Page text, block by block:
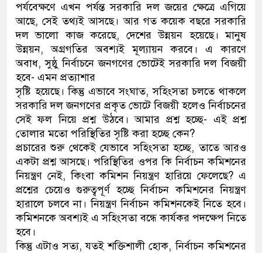
থানা পুলিশ
যেকোনো সময় বেনজীরের
নেতৃত্ব ও গণতন্ত্রের মূর্তমান
যে ভাবে ডেভিড ইমনের কাছে
‘আজহার খান’
অবৈধ বিদেশি পিস্তল,
জড়িত কিশোর গ্যাংয়ের চার শিশু আটক
ডাকাতির প্রস্তুতিকালে দুইজনকে
থানা পুলিশ
পর্যবেক্ষণে এখন পর্যন্ত সরকারি দল জয়ের ক্ষেত্রে এগিয়ে
আছে, সেই তথ্যই আসছে। আর গত কয়েক বছরে সরকারি
দল ভালো কাজ করেছে, দেশের উন্নয়ন হয়েছে। মানুষ
উন্নয়ন, অগ্রগতির অবশ্যই মূল্যায়ন করবে। এ কারণে
অবাধ, সুষ্ঠু নির্বাচনে জনগণের ভোটেই সরকারি দল বিজয়ী
হবে- এমন প্রত্যাশার
সৃষ্টি হয়েছে। কিন্তু এভাবে সংঘাত, সহিংসতা চলতে থাকলে
সরকারি দল জনগণের প্রকৃত ভোটে বিজয়ী হলেও নির্বাচনের
সেই ফল নিয়ে প্রশ্ন উঠবে। আমার প্রশ্ন হচ্ছে- এই প্রশ্ন
তোলার মতো পরিস্থিতির সৃষ্টি করা হচ্ছে কেন?
প্রচারের শুরু থেকেই যেভাবে সহিংসতা হচ্ছে, তাতে আরও
একটা প্রশ্ন আসছে। পরিস্থিতির ওপর কি নির্বাচন কমিশনের
নিয়ন্ত্রণ নেই, কিংবা কমিশন নিয়ন্ত্রণ হারিয়ে ফেলেছে? এ
প্রশ্নের চেয়েও গুরুত্বপূর্ণ হচ্ছে নির্বাচন কমিশনের নিয়ন্ত্রণ
হারালে চলবে না। নিয়ন্ত্রণ নির্বাচন কমিশনকেই নিতে হবে।
কমিশনকে অবশ্যই এ সহিংসতা বন্ধে কার্যকর পদক্ষেপ নিতে
হবে।
কিন্তু এটাও সত্য, যতই শক্তিশালী হোক, নির্বাচন কমিশনের